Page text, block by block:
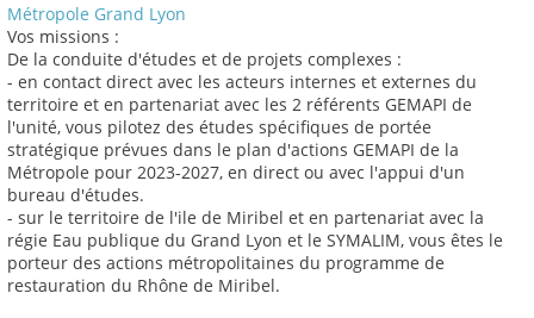
Métropole Grand Lyon
Vos missions :
De la conduite d'études et de projets complexes :
- en contact direct avec les acteurs internes et externes du
territoire et en partenariat avec les 2 référents GEMAPI de
l'unité, vous pilotez des études spécifiques de portée
stratégique prévues dans le plan d'actions GEMAPI de la
Métropole pour 2023-2027, en direct ou avec l'appui d'un
bureau d'études.
- sur le territoire de l'ile de Miribel et en partenariat avec la
régie Eau publique du Grand Lyon et le SYMALIM, vous êtes le
porteur des actions métropolitaines du programme de
restauration du Rhône de Miribel.